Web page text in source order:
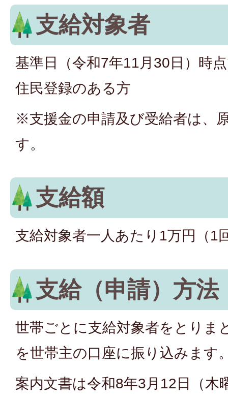
支給対象者
基準日（令和7年11月30日）時
住民登録のある方
※支援金の申請及び受給者は、
す。
支給額
支給対象者一人あたり1万円（1
支給（申請）方法
世帯ごとに支給対象者をとりま
を世帯主の口座に振り込みます
案内文書は令和8年3月12日（木